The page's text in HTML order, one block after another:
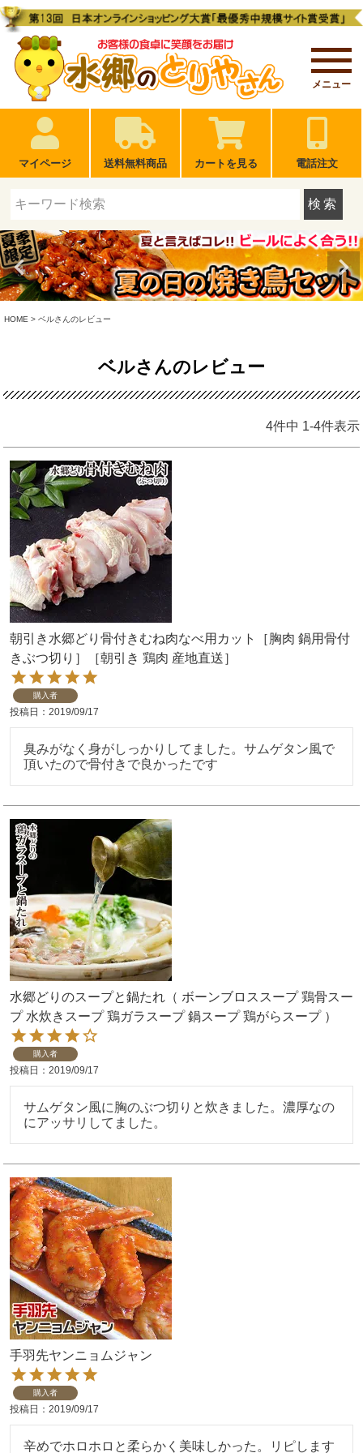
メニュー
マイページ 送料無料商品 カートを見る 電話注文
検索
HOME ベルさんのレビュー
ベルさんのレビュー
4件中 1-4件表示
朝引き水郷どり骨付きむね肉なべ用カット［胸肉 鍋用骨付
きぶつ切り］［朝引き 鶏肉 産地直送］
購入者
投稿日 2019/09/17
臭みがなく身がしっかりしてました。サムゲタン風で
頂いたので骨付きで良かったです
水郷どりのスープと鍋たれ（ ボーンブロススープ 鶏骨スー
プ 水炊きスープ 鶏ガラスープ 鍋スープ 鶏がらスープ ）
購入者
投稿日 2019/09/17
サムゲタン風に胸のぶつ切りと炊きました。濃厚なの
にアッサリしてました。
手羽先ヤンニョムジャン
購入者
投稿日 2019/09/17
辛めでホロホロと柔らかく美味しかった。リピします